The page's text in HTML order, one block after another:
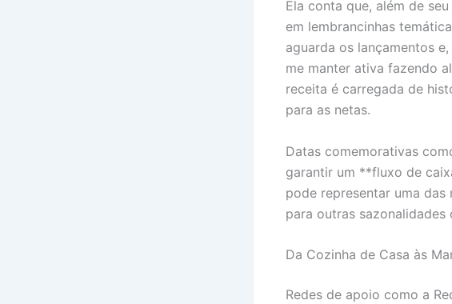
Ela conta que, além de
em lembrancinhas
aguarda os lançamentos
me manter ativa fazendo
receita é carregada de
para as netas.
Datas comemorativas
garantir um **fluxo de
pode representar uma
para outras
Da Cozinha de Casa às
Redes de apoio como a